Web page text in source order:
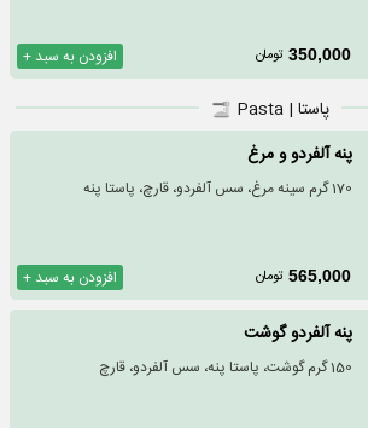
افزودن به سبد + 350,000 تومان
پاستا | Pasta
پنه آلفردو و مرغ
170 گرم سینه مرغ، سس آلفردو، قارچ، پاستا پنه
افزودن به سبد + 565,000 تومان
پنه آلفردو گوشت
150 گرم گوشت، پاستا پنه، سس آلفردو، قارچ